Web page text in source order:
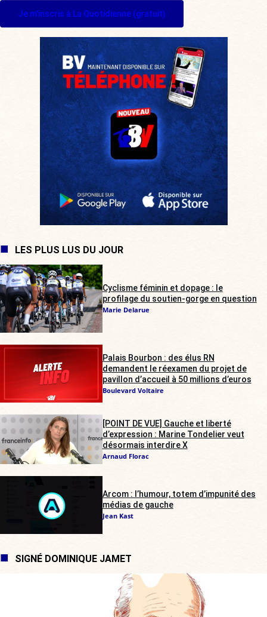
Je m'inscris à La Quotidienne (gratuit)
LES PLUS LUS DU JOUR
Cyclisme féminin et dopage : le
profilage du soutien-gorge en question
Marie Delarue
Palais Bourbon : des élus RN
demandent le réexamen du projet de
pavillon d’accueil à 50 millions d’euros
Boulevard Voltaire
[POINT DE VUE] Gauche et liberté
d’expression : Marine Tondelier veut
désormais interdire X
Arnaud Florac
Arcom : l’humour, totem d’impunité des
médias de gauche
Jean Kast
SIGNÉ DOMINIQUE JAMET